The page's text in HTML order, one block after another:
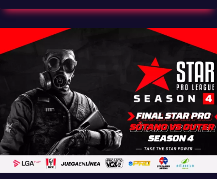
SE
EN
EL
BICAMPEÓN
DE
LA
STAR
PRO
LEAGUE